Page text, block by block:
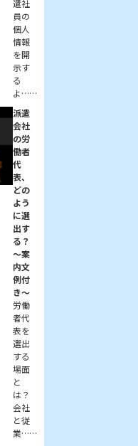
遣社
員の
個人
情報
を開
示す
る
よ……
派遣
会社
の労
働者
代
表、
どの
よう
に選
出す
る？
～案
内文
例付
き～
労働
者代
表を
選出
する
場面
と
は？
会社
と従
業……